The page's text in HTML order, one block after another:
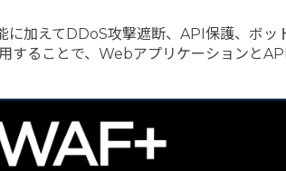
えてDDoS攻撃遮断、API保護、ボッ
ることで、Webアプリケーションと